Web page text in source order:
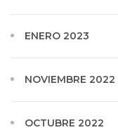
ENERO 2023
NOVIEMBRE 2022
OCTUBRE 2022